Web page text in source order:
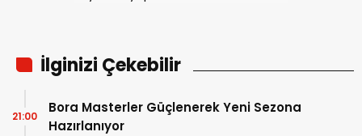
İlginizi Çekebilir
Bora Masterler Güçlenerek Yeni Sezona
Hazırlanıyor
21:00